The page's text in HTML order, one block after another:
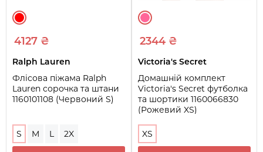
4127 ₴
Ralph Lauren
Флісова піжама Ralph
Lauren сорочка та штани
1160101108 (Червоний S)
S M L 2X
2344 ₴
Victoria's Secret
Домашній комплект
Victoria's Secret футболка
та шортики 1160066830
(Рожевий XS)
XS